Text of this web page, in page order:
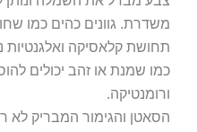
משדרת. גוונים כהים כמו
תחושת קלאסיקה ואלגנטיות
כמו שמנת או זהב יכולים
ורומנטיקה.
הסאטן והגימור המבריק לא